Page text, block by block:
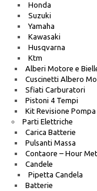
Honda
Suzuki
Yamaha
Kawasaki
Husqvarna
Ktm
Alberi Motore e
Cuscinetti Albero
Sfiati Carburatori
Pistoni 4 Tempi
Kit Revisione
Parti Elettriche
Carica Batterie
Pulsanti Massa
Contaore – Hour
Candele
Pipetta Candela
Batterie